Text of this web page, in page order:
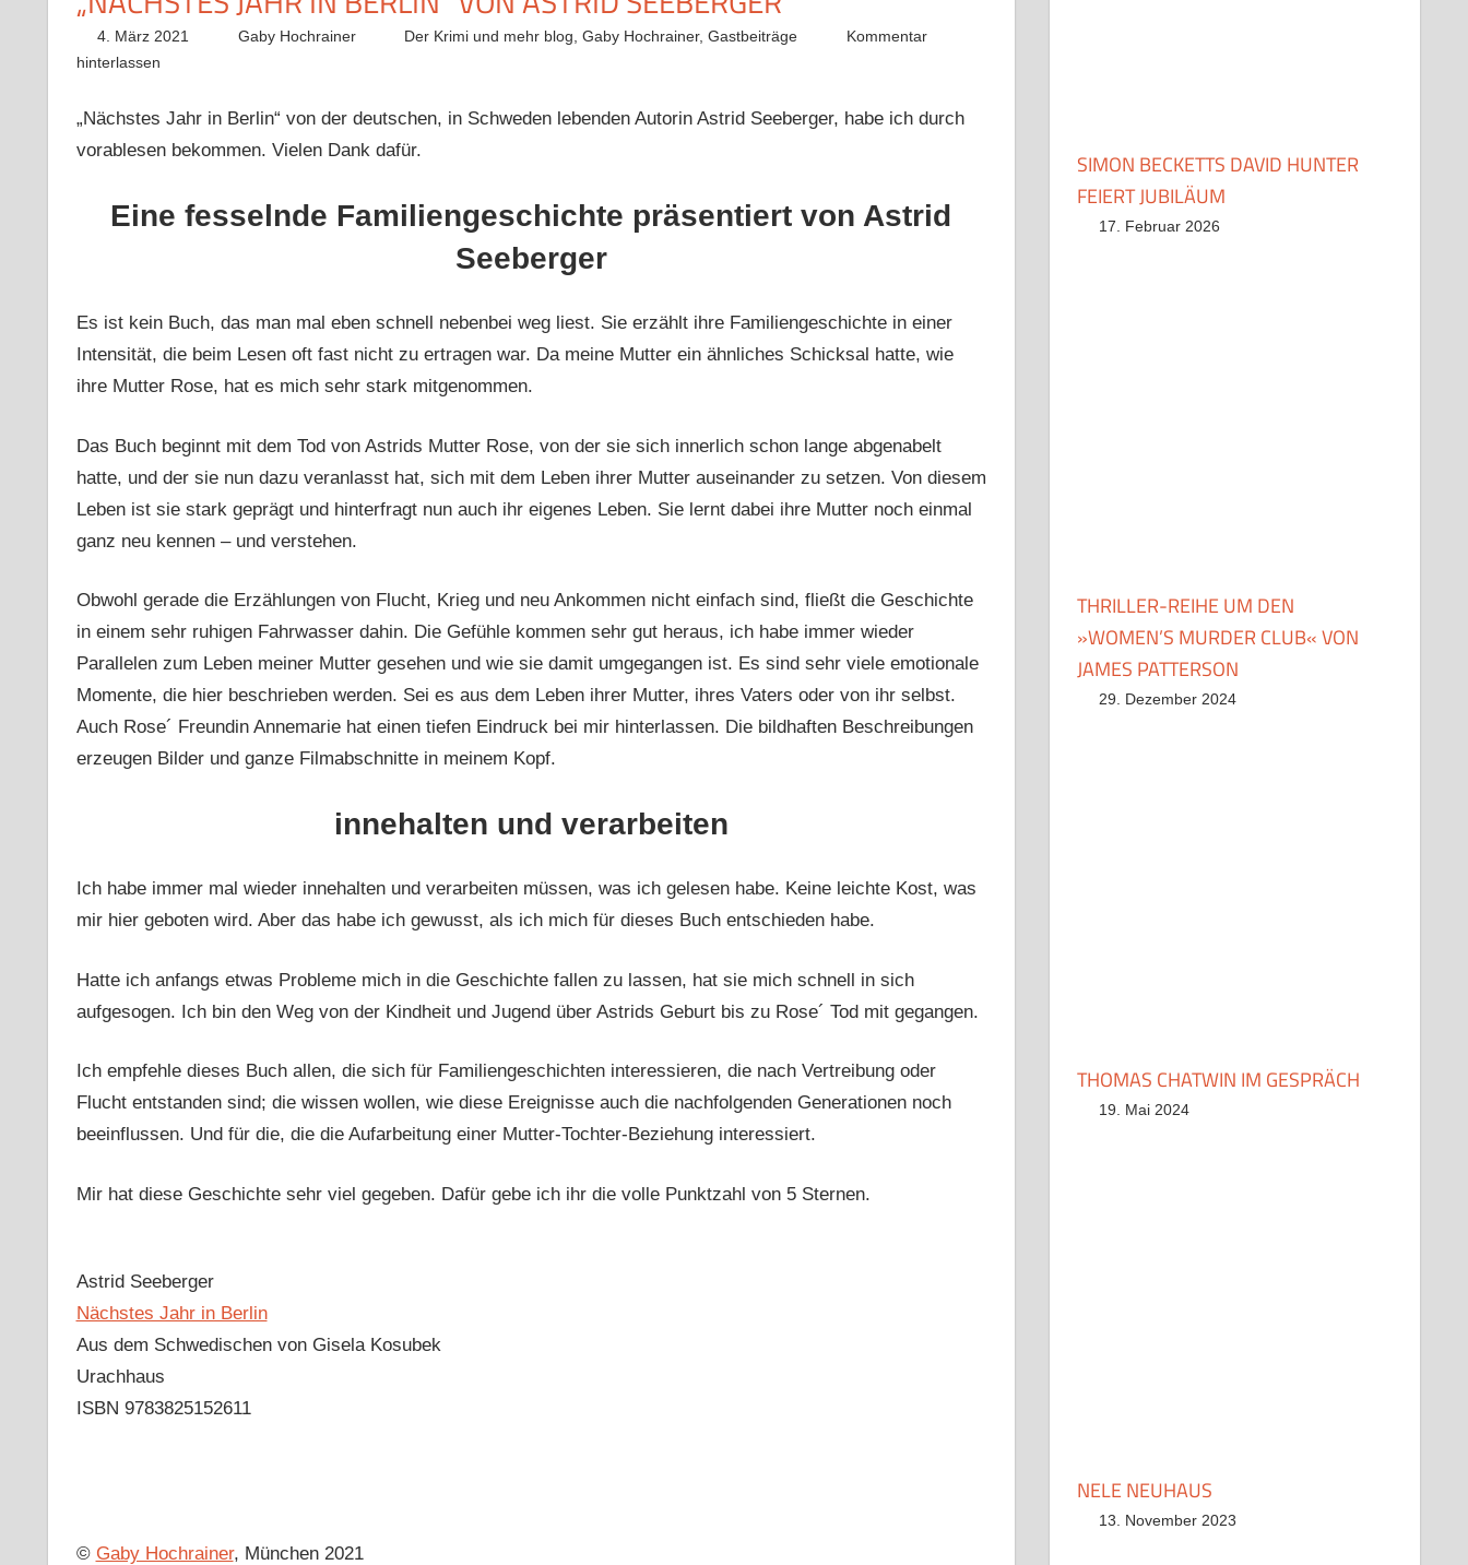
4. März 2021 Gaby Hochrainer Der Krimi und mehr blog ,Gaby Hochrainer,Gastbeiträge
Kommentar
hinterlassen
„Nächstes Jahr in Berlin“ von der deutschen, in Schweden lebenden Autorin Astrid Seeberger, habe ich durch
vorablesen bekommen. Vielen Dank dafür.
Eine fesselnde Familiengeschichte präsentiert von Astrid
Seeberger
Es ist kein Buch, das man mal eben schnell nebenbei weg liest. Sie erzählt ihre Familiengeschichte in einer
Intensität, die beim Lesen oft fast nicht zu ertragen war. Da meine Mutter ein ähnliches Schicksal hatte, wie
ihre Mutter Rose, hat es mich sehr stark mitgenommen.
Das Buch beginnt mit dem Tod von Astrids Mutter Rose, von der sie sich innerlich schon lange abgenabelt
hatte, und der sie nun dazu veranlasst hat, sich mit dem Leben ihrer Mutter auseinander zu setzen. Von diesem
Leben ist sie stark geprägt und hinterfragt nun auch ihr eigenes Leben. Sie lernt dabei ihre Mutter noch einmal
ganz neu kennen – und verstehen.
Obwohl gerade die Erzählungen von Flucht, Krieg und neu Ankommen nicht einfach sind, fließt die Geschichte
in einem sehr ruhigen Fahrwasser dahin. Die Gefühle kommen sehr gut heraus, ich habe immer wieder
Parallelen zum Leben meiner Mutter gesehen und wie sie damit umgegangen ist. Es sind sehr viele emotionale
Momente, die hier beschrieben werden. Sei es aus dem Leben ihrer Mutter, ihres Vaters oder von ihr selbst.
Auch Rose´ Freundin Annemarie hat einen tiefen Eindruck bei mir hinterlassen. Die bildhaften Beschreibungen
erzeugen Bilder und ganze Filmabschnitte in meinem Kopf.
innehalten und verarbeiten
Ich habe immer mal wieder innehalten und verarbeiten müssen, was ich gelesen habe. Keine leichte Kost, was
mir hier geboten wird. Aber das habe ich gewusst, als ich mich für dieses Buch entschieden habe.
Hatte ich anfangs etwas Probleme mich in die Geschichte fallen zu lassen, hat sie mich schnell in sich
aufgesogen. Ich bin den Weg von der Kindheit und Jugend über Astrids Geburt bis zu Rose´ Tod mit gegangen.
Ich empfehle dieses Buch allen, die sich für Familiengeschichten interessieren, die nach Vertreibung oder
Flucht entstanden sind; die wissen wollen, wie diese Ereignisse auch die nachfolgenden Generationen noch
beeinflussen. Und für die, die die Aufarbeitung einer Mutter-Tochter-Beziehung interessiert.
Mir hat diese Geschichte sehr viel gegeben. Dafür gebe ich ihr die volle Punktzahl von 5 Sternen.
Astrid Seeberger
Nächstes Jahr in Berlin
Aus dem Schwedischen von Gisela Kosubek
Urachhaus
ISBN 9783825152611
© Gaby Hochrainer, München 2021
SIMON BECKETTS DAVID HUNTER
FEIERT JUBILÄUM
17. Februar 2026
THRILLER-REIHE UM DEN
»WOMEN’S MURDER CLUB« VON
JAMES PATTERSON
29. Dezember 2024
THOMAS CHATWIN IM GESPRÄCH
19. Mai 2024
NELE NEUHAUS
13. November 2023